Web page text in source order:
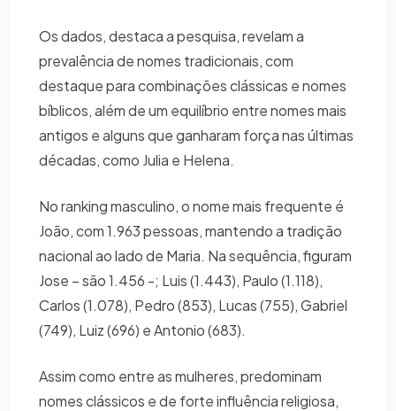
Os dados, destaca a pesquisa, revelam a
prevalência de nomes tradicionais, com
destaque para combinações clássicas e nomes
bíblicos, além de um equilíbrio entre nomes mais
antigos e alguns que ganharam força nas últimas
décadas, como Julia e Helena.
No ranking masculino, o nome mais frequente é
João, com 1.963 pessoas, mantendo a tradição
nacional ao lado de Maria. Na sequência, figuram
Jose – são 1.456 -; Luis (1.443), Paulo (1.118),
Carlos (1.078), Pedro (853), Lucas (755), Gabriel
(749), Luiz (696) e Antonio (683).
Assim como entre as mulheres, predominam
nomes clássicos e de forte influência religiosa,